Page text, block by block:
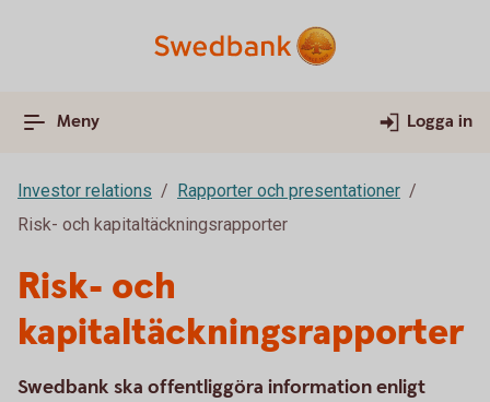
Meny Logga in
Investor relations
Rapporter och presentationer
Risk- och kapitaltäckningsrapporter
Risk- och
kapitaltäckningsrapporter
Swedbank ska offentliggöra information enligt